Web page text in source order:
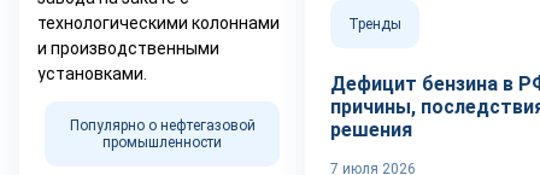
Популярно о нефтегазовой
промышленности
Тренды
Дефицит бензина в
причины,
решения
7 июля 2026